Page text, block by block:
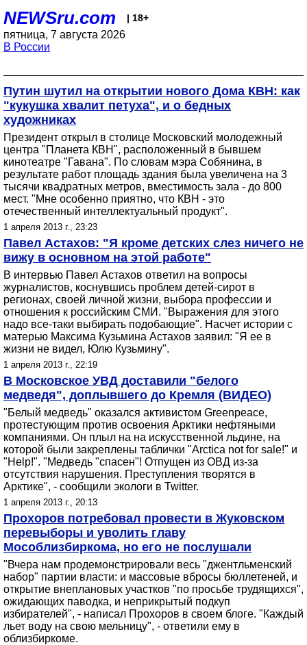
NEWSru.com | 18+
пятница, 7 августа 2026
В России
Путин шутил на открытии нового Дома КВН: как
"кукушка хвалит петуха", и о бедных
художниках
Президент открыл в столице Московский молодежный
центра "Планета КВН", расположенный в бывшем
кинотеатре "Гавана". По словам мэра Собянина, в
результате работ площадь здания была увеличена на 3
тысячи квадратных метров, вместимость зала - до 800
мест. "Мне особенно приятно, что КВН - это
отечественный интеллектуальный продукт".
1 апреля 2013 г., 23:23
Павел Астахов: "Я кроме детских слез ничего не
вижу в основном на этой работе"
В интервью Павел Астахов ответил на вопросы
журналистов, коснувшись проблем детей-сирот в
регионах, своей личной жизни, выбора профессии и
отношения к российским СМИ. "Выражения для этого
надо все-таки выбирать подобающие". Насчет истории с
матерью Максима Кузьмина Астахов заявил: "Я ее в
жизни не видел, Юлю Кузьмину".
1 апреля 2013 г., 22:19
В Московское УВД доставили "белого
медведя", доплывшего до Кремля (ВИДЕО)
"Белый медведь" оказался активистом Greenpeace,
протестующим против освоения Арктики нефтяными
компаниями. Он плыл на на искусственной льдине, на
которой были закреплены таблички "Arctica not for sale!" и
"Help!". "Медведь "спасен"! Отпущен из ОВД из-за
отсутствия нарушения. Преступления творятся в
Арктике", - сообщили экологи в Twitter.
1 апреля 2013 г., 20:13
Прохоров потребовал провести в Жуковском
перевыборы и уволить главу
Мособлизбиркома, но его не послушали
"Вчера нам продемонстрировали весь "джентльменский
набор" партии власти: и массовые вбросы бюллетеней, и
открытие внеплановых участков "по просьбе трудящихся",
ожидающих паводка, и неприкрытый подкуп
избирателей", - написал Прохоров в своем блоге. "Каждый
льет воду на свою мельницу", - ответили ему в
облизбиркоме.